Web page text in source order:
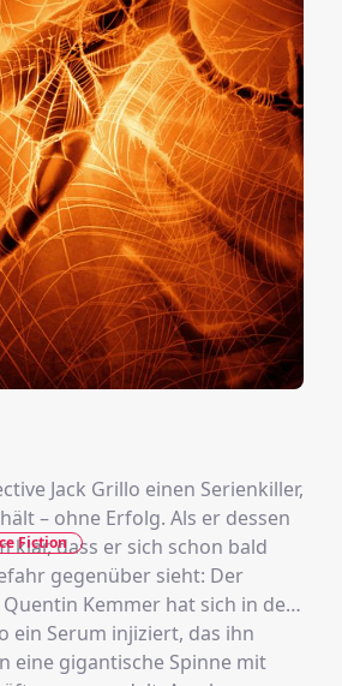
Jack Grillo einen Serienkiller,
– ohne Erfolg. Als er dessen
klar, dass er sich schon bald
gegenüber sieht: Der
Kemmer hat sich in der
ein Serum injiziert, das ihn
eine gigantische Spinne mit
Fiction